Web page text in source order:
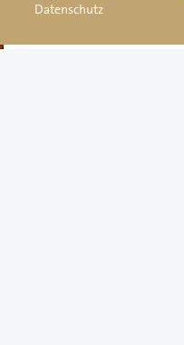
Datenschutz